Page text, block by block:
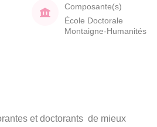
Composante(s)
École Doctorale
Montaigne-Humanités
et doctorants de mieux